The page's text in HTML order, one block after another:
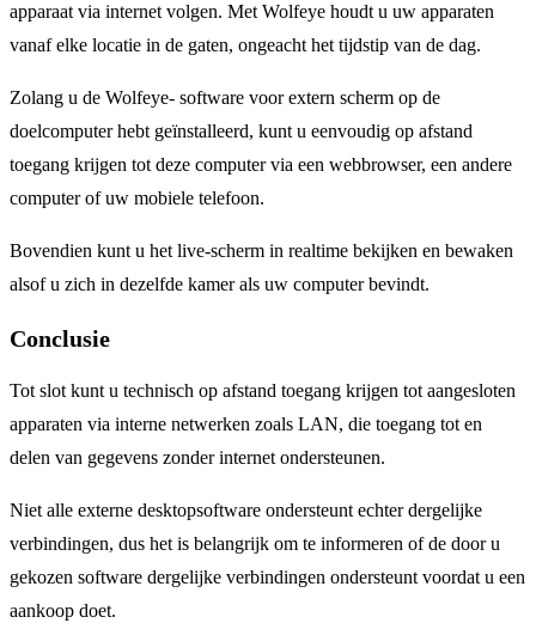
apparaat via internet volgen. Met Wolfeye houdt u uw apparaten
vanaf elke locatie in de gaten, ongeacht het tijdstip van de dag.
Zolang u de Wolfeye- software voor extern scherm op de
doelcomputer hebt geïnstalleerd, kunt u eenvoudig op afstand
toegang krijgen tot deze computer via een webbrowser, een andere
computer of uw mobiele telefoon.
Bovendien kunt u het live-scherm in realtime bekijken en bewaken
alsof u zich in dezelfde kamer als uw computer bevindt.
Conclusie
Tot slot kunt u technisch op afstand toegang krijgen tot aangesloten
apparaten via interne netwerken zoals LAN, die toegang tot en
delen van gegevens zonder internet ondersteunen.
Niet alle externe desktopsoftware ondersteunt echter dergelijke
verbindingen, dus het is belangrijk om te informeren of de door u
gekozen software dergelijke verbindingen ondersteunt voordat u een
aankoop doet.